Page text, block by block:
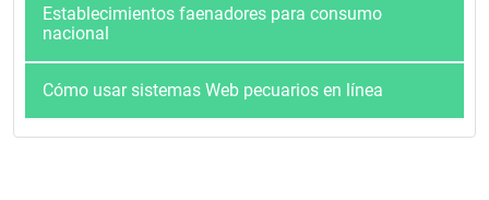
Establecimientos faenadores para consumo
nacional
Cómo usar sistemas Web pecuarios en línea